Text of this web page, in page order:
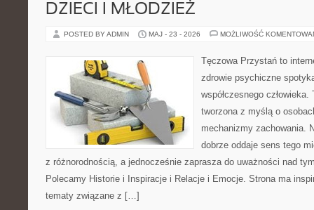
DZIECI I MŁODZIEŻ
POSTED BY ADMIN MAJ - 23 - 2026 MOŻLIWOŚĆ
Tęczowa Przystań to
zdrowie psychiczne
współczesnego
tworzona z myślą o
mechanizmy zachowania.
dobrze oddaje sens tego
z różnorodnością, a jednocześnie zaprasza do uważności nad
Polecamy Historie i Inspiracje i Relacje i Emocje. Strona ma
tematy związane z […]